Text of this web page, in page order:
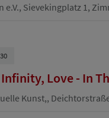
Sievekingplatz 1,
Love - In
Kunst,,